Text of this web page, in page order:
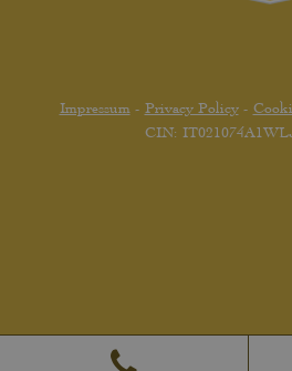
Impressum- Privacy Policy-
CIN: